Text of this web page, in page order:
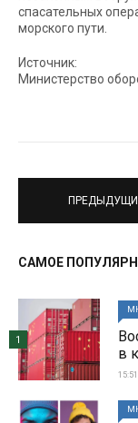
спасательных
морского пути.
Источник:
Министерство
САМОЕ
в
1